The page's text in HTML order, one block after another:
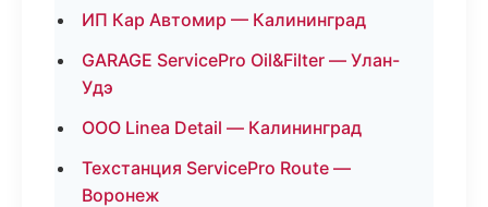
ИП Кар Автомир — Калининград
GARAGE ServicePro Oil&Filter — Улан-
Удэ
ООО Linea Detail — Калининград
Техстанция ServicePro Route —
Воронеж